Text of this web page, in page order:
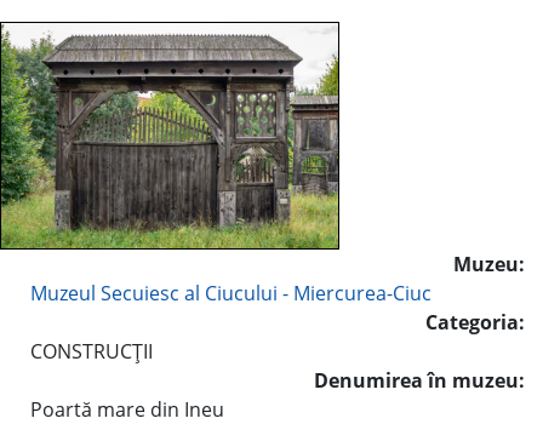
Muzeu:
Muzeul Secuiesc al Ciucului - Miercurea-Ciuc
Categoria:
CONSTRUCŢII
Denumirea în muzeu:
Poartă mare din Ineu